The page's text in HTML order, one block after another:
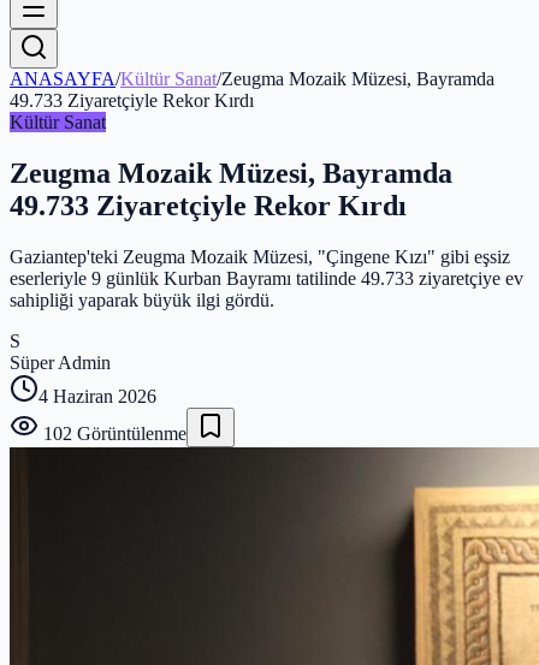
ANASAYFA/Kültür Sanat/Zeugma Mozaik Müzesi, Bayramda
49.733 Ziyaretçiyle Rekor Kırdı
Kültür Sanat
Zeugma Mozaik Müzesi, Bayramda
49.733 Ziyaretçiyle Rekor Kırdı
Gaziantep'teki Zeugma Mozaik Müzesi, "Çingene Kızı" gibi eşsiz
eserleriyle 9 günlük Kurban Bayramı tatilinde 49.733 ziyaretçiye ev
sahipliği yaparak büyük ilgi gördü.
S
Süper Admin
4 Haziran 2026
102 Görüntülenme